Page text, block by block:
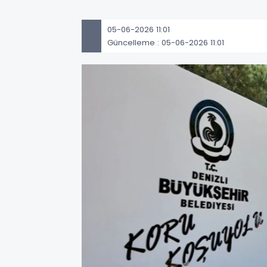
05-06-2026 11:01
Güncelleme : 05-06-2026 11:01